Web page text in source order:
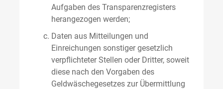
Aufgaben des Transparenzregisters
herangezogen werden;
Daten aus Mitteilungen und
Einreichungen sonstiger gesetzlich
verpflichteter Stellen oder Dritter, soweit
diese nach den Vorgaben des
Geldwäschegesetzes zur Übermittlung